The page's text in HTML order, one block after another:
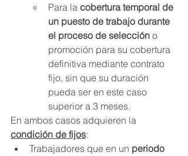
Para la cobertura temporal de
un puesto de trabajo durante
el proceso de selección o
promoción para su cobertura
definitiva mediante contrato
fijo, sin que su duración
pueda ser en este caso
superior a 3 meses.
En ambos casos adquieren la
condición de fijos:
Trabajadores que en un periodo